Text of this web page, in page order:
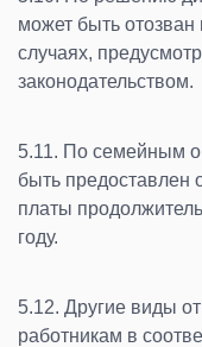
может быть отозван
случаях,
законодательством.
5.11. По семейным
быть предоставлен
платы
году.
5.12. Другие виды
работникам в